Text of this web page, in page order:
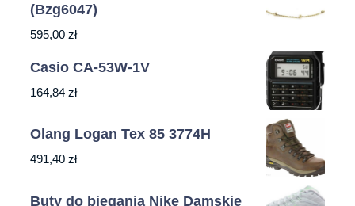
(Bzg6047)
595,00 zł
Casio CA-53W-1V
164,84 zł
Olang Logan Tex 85 3774H
491,40 zł
Buty do biegania Nike Damskie